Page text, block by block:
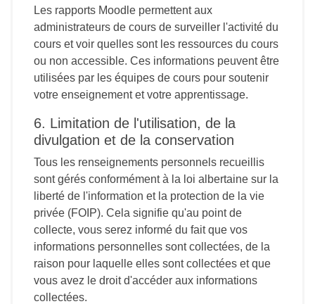
Les rapports Moodle permettent aux
administrateurs de cours de surveiller l'activité du
cours et voir quelles sont les ressources du cours
ou non accessible. Ces informations peuvent être
utilisées par les équipes de cours pour soutenir
votre enseignement et votre apprentissage.
6. Limitation de l'utilisation, de la
divulgation et de la conservation
Tous les renseignements personnels recueillis
sont gérés conformément à la loi albertaine sur la
liberté de l'information et la protection de la vie
privée (FOIP). Cela signifie qu'au point de
collecte, vous serez informé du fait que vos
informations personnelles sont collectées, de la
raison pour laquelle elles sont collectées et que
vous avez le droit d'accéder aux informations
collectées.